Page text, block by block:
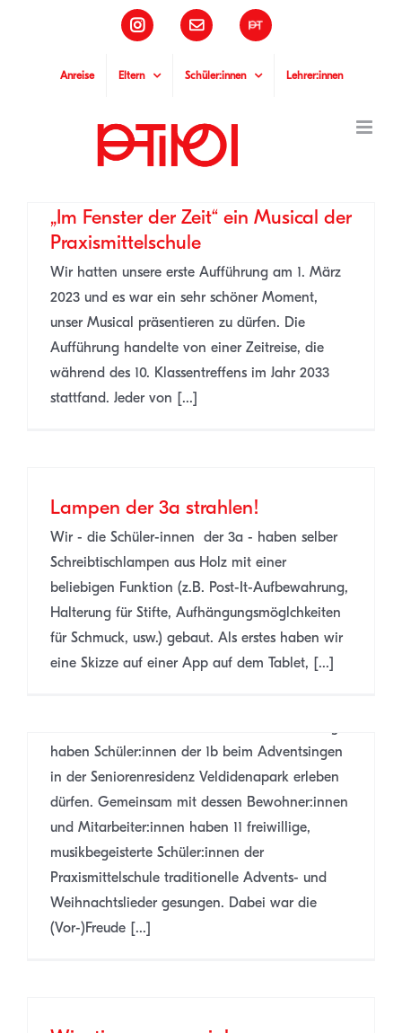
InstagramE-
Mail
Pädagogische
Hochschule
Anreise Eltern Schüler:innen Lehrer:innen
„Im Fenster der Zeit“ ein Musical der
Praxismittelschule
Wir hatten unsere erste Aufführung am 1. März
2023 und es war ein sehr schöner Moment,
unser Musical präsentieren zu dürfen. Die
Aufführung handelte von einer Zeitreise, die
während des 10. Klassentreffens im Jahr 2033
stattfand. Jeder von [...]
Lampen der 3a strahlen!
Wir - die Schüler-innen der 3a - haben selber
Schreibtischlampen aus Holz mit einer
beliebigen Funktion (z.B. Post-It-Aufbewahrung,
Halterung für Stifte, Aufhängungsmöglchkeiten
für Schmuck, usw.) gebaut. Als erstes haben wir
eine Skizze auf einer App auf dem Tablet, [...]
„Fröhliche Weihnacht überall“ –
haben Schüler:innen der 1b beim Adventsingen
in der Seniorenresidenz Veldidenapark erleben
dürfen. Gemeinsam mit dessen Bewohner:innen
und Mitarbeiter:innen haben 11 freiwillige,
musikbegeisterte Schüler:innen der
Praxismittelschule traditionelle Advents- und
Weihnachtslieder gesungen. Dabei war die
(Vor-)Freude [...]